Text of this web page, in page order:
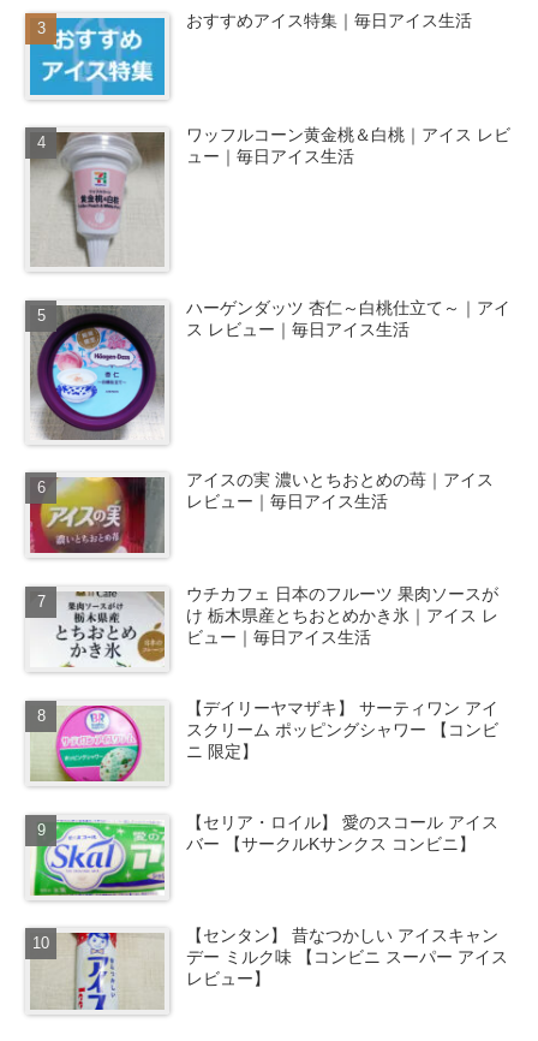
おすすめアイス特集｜毎日アイス生活
ワッフルコーン黄金桃＆白桃｜アイス レビ
ュー｜毎日アイス生活
ハーゲンダッツ 杏仁～白桃仕立て～｜アイ
ス レビュー｜毎日アイス生活
アイスの実 濃いとちおとめの苺｜アイス
レビュー｜毎日アイス生活
ウチカフェ 日本のフルーツ 果肉ソースが
け 栃木県産とちおとめかき氷｜アイス レ
ビュー｜毎日アイス生活
【デイリーヤマザキ】 サーティワン アイ
スクリーム ポッピングシャワー 【コンビ
ニ 限定】
【セリア・ロイル】 愛のスコール アイス
バー 【サークルKサンクス コンビニ】
【センタン】 昔なつかしい アイスキャン
デー ミルク味 【コンビニ スーパー アイス
レビュー】